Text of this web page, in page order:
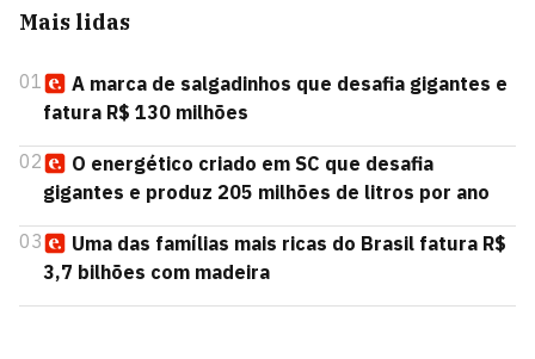
Mais lidas
01
A marca de salgadinhos que desafia gigantes e
fatura R$ 130 milhões
02
O energético criado em SC que desafia
gigantes e produz 205 milhões de litros por ano
03
Uma das famílias mais ricas do Brasil fatura R$
3,7 bilhões com madeira